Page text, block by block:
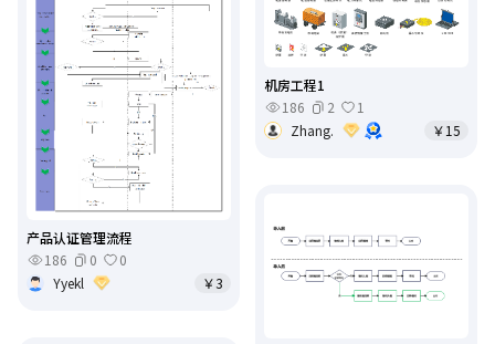
机房工程1
186
2
1
Zhang.
￥15
产品认证管理流程
186
0
0
Yyekl
￥3